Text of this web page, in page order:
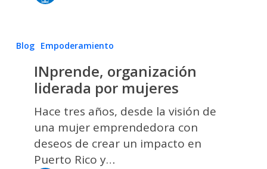
INprende,
liderada
mujeres
Blog Empoderamiento
INprende, organización
liderada por mujeres
Hace tres años, desde la visión de
una mujer emprendedora con
deseos de crear un impacto en
Puerto Rico y…